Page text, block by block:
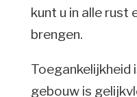
kunt u in alle
brengen.
Toegankelijkheid
gebouw is